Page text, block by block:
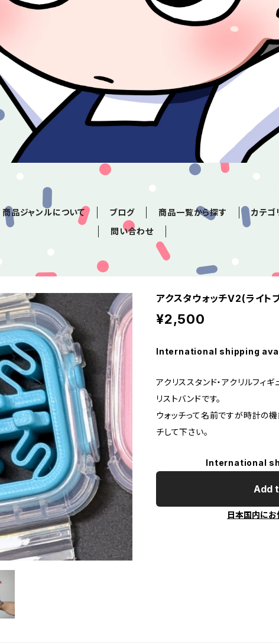
商品ジャンルについて ブログ 商品一覧から探す カテゴ
問い合わせ
アクスタウォッチV2(ライト
¥2,500
International shipping
アクリススタンド・アクリルフィ
リストバンドです。
ウォッチって名前ですが時計の
チして下さい。
International
Add
日本国内に